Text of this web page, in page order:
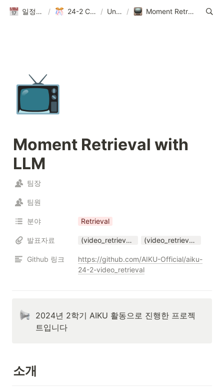
일정(활동 DB) / 24-2 Conference / Untitled / Moment Retrieval with LLM
📺
Moment Retrieval with
LLM
팀장
팀원
분야 Retrieval
발표자료 (video_retrieval)Conference_24_2.pptx (video_retrieval)Conference_24_2.pdf
Github 링크
https://github.com/AIKU-Official/aiku-
24-2-video_retrieval
2024년 2학기 AIKU 활동으로 진행한 프로젝
트입니다
소개